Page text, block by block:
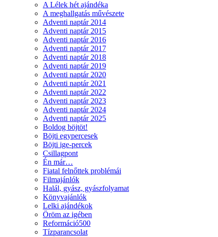
A Lélek hét ajándéka
A meghallgatás művészete
Adventi naptár 2014
Adventi naptár 2015
Adventi naptár 2016
Adventi naptár 2017
Adventi naptár 2018
Adventi naptár 2019
Adventi naptár 2020
Adventi naptár 2021
Adventi naptár 2022
Adventi naptár 2023
Adventi naptár 2024
Adventi naptár 2025
Boldog böjtöt!
Böjti egypercesek
Böjti ige-percek
Csillagpont
Én már…
Fiatal felnőttek problémái
Filmajánlók
Halál, gyász, gyászfolyamat
Könyvajánlók
Lelki ajándékok
Öröm az igében
Reformáció500
Tízparancsolat